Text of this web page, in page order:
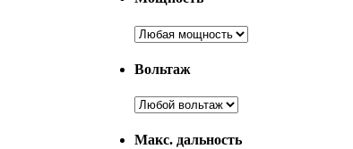
Вольтаж
Макс. дальность